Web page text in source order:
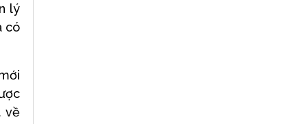
lý
có
về